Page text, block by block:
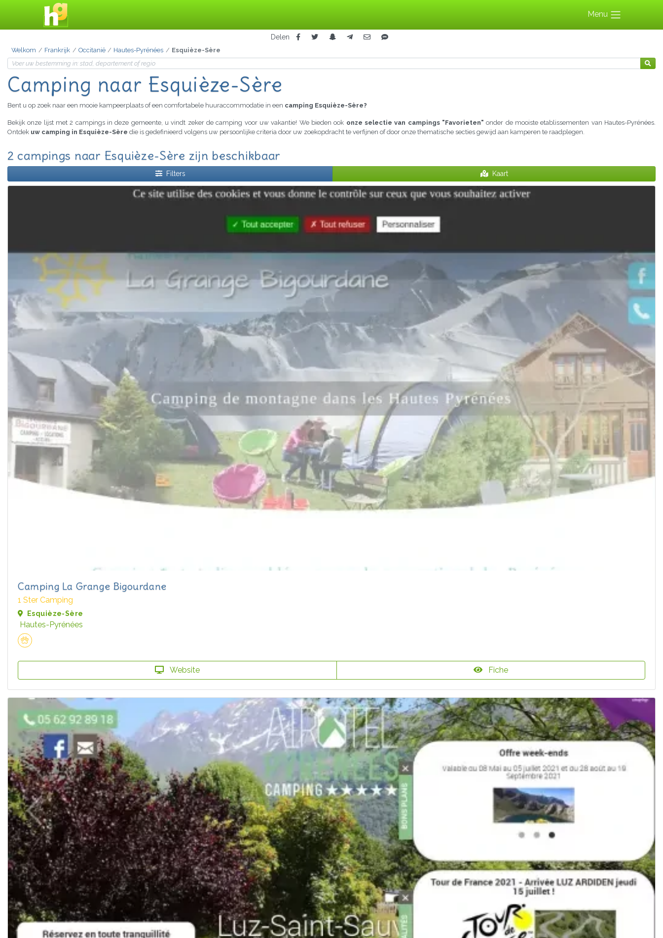
Menu
Delen
Welkom Frankrijk Occitanië Hautes-Pyrénées Esquièze-Sère
Camping naar Esquièze-Sère
Bent u op zoek naar een mooie kampeerplaats of een comfortabele huuraccommodatie in een camping Esquièze-Sère?
Bekijk onze lijst met 2 campings in deze gemeente, u vindt zeker de camping voor uw vakantie! We bieden ook onze selectie van campings "Favorieten" onder de mooiste etablissementen van Hautes-Pyrénées.
Ontdek uw camping in Esquièze-Sère die is gedefinieerd volgens uw persoonlijke criteria door uw zoekopdracht te verfijnen of door onze thematische secties gewijd aan kamperen te raadplegen.
2 campings naar Esquièze-Sère zijn beschikbaar
Filters Kaart
Camping La Grange Bigourdane
1 Ster Camping
Esquièze-Sère
Hautes-Pyrénées
Website Fiche